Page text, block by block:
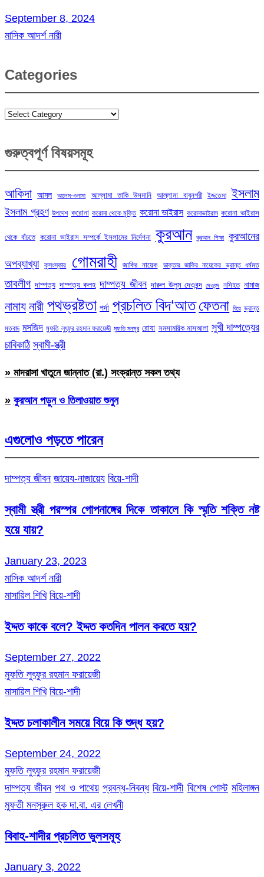
September 8, 2024
মাসিক আদর্শ নারী
Categories
Categories
গুরুত্বপূর্ণ বিষয়সমূহ
আকিদা আমল আলেম-ওলামা আল্লামা তাকি উসমানি আল্লামা বাবুনগরী ইজতেমা ইসলাম
ইসলাম গ্রহণ উপদেশ করোনা করোনা থেকে মুক্তি করোনা ভাইরাস করোনাভাইরাস করোনা ভাইরাস
থেকে বাঁচতে করোনা ভাইরাস সম্পর্কে ইসলামের নির্দেশনা কুরআন কুরআন শিক্ষা কুরআনের
অপব্যাখ্যা কুসংস্কার গোমরাহী জাকির নায়েক ডাক্তার জাকির নায়েকের ভ্রান্ত ধর্মমত
তাবলীগ দাম্পত্য দাম্পত্য কলহ দাম্পত্য জীবন দারুল উলুম দেওবন্দ দেওবন্দ নসিহত নামাজ
নামায নারী পথভ্রষ্টতা পর্দা প্রচলিত বিদ‘আত ফেতনা বিয়ে ভ্রান্ত
মতবাদ মসজিদ মুফতি লুৎফুর রহমান ফরায়েজী মুফতি মনসুর রোযা সমসাময়িক মাসআলা সুখী দাম্পত্যের
চাবিকাঠি স্বামী-স্ত্রী
» মাদরাসা খাতুনে জান্নাত (রা.) সংক্রান্ত সকল তথ্য
» কুরআন পড়ুন ও তিলাওয়াত শুনুন
এগুলোও পড়তে পারেন
দাম্পত্য জীবন জায়েয-নাজায়েয বিয়ে-শাদী
স্বামী স্ত্রী পরস্পর গোপনাঙ্গের দিকে তাকালে কি স্মৃতি শক্তি নষ্ট
হয়ে যায়?
January 23, 2023
মাসিক আদর্শ নারী
মাসায়িল শিখি বিয়ে-শাদী
ইদ্দত কাকে বলে? ইদ্দত কতদিন পালন করতে হয়?
September 27, 2022
মুফতি লুৎফুর রহমান ফরায়েজী
মাসায়িল শিখি বিয়ে-শাদী
ইদ্দত চলাকালীন সময়ে বিয়ে কি শুদ্ধ হয়?
September 24, 2022
মুফতি লুৎফুর রহমান ফরায়েজী
দাম্পত্য জীবন পথ ও পাথেয় প্রবন্ধ-নিবন্ধ বিয়ে-শাদী বিশেষ পোস্ট মহিলাঙ্গন
মুফতী মনসূরুল হক দা.বা. এর লেখনী
বিবাহ-শাদীর প্রচলিত ভুলসমূহ
January 3, 2022